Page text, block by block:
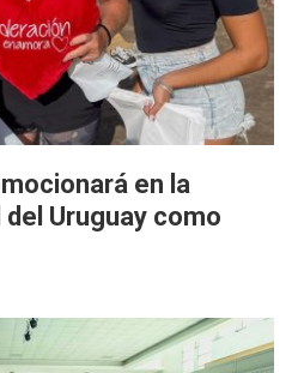
en la
Uruguay como